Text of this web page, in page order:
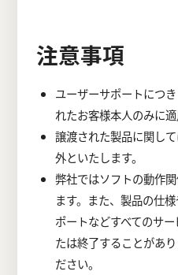
注意事項
ユーザーサポートにつ
れたお客様本人のみに適
譲渡された製品に関し
外といたします。
弊社ではソフトの動作
ます。また、製品の仕
ポートなどすべてのサ
たは終了することがあ
ださい。